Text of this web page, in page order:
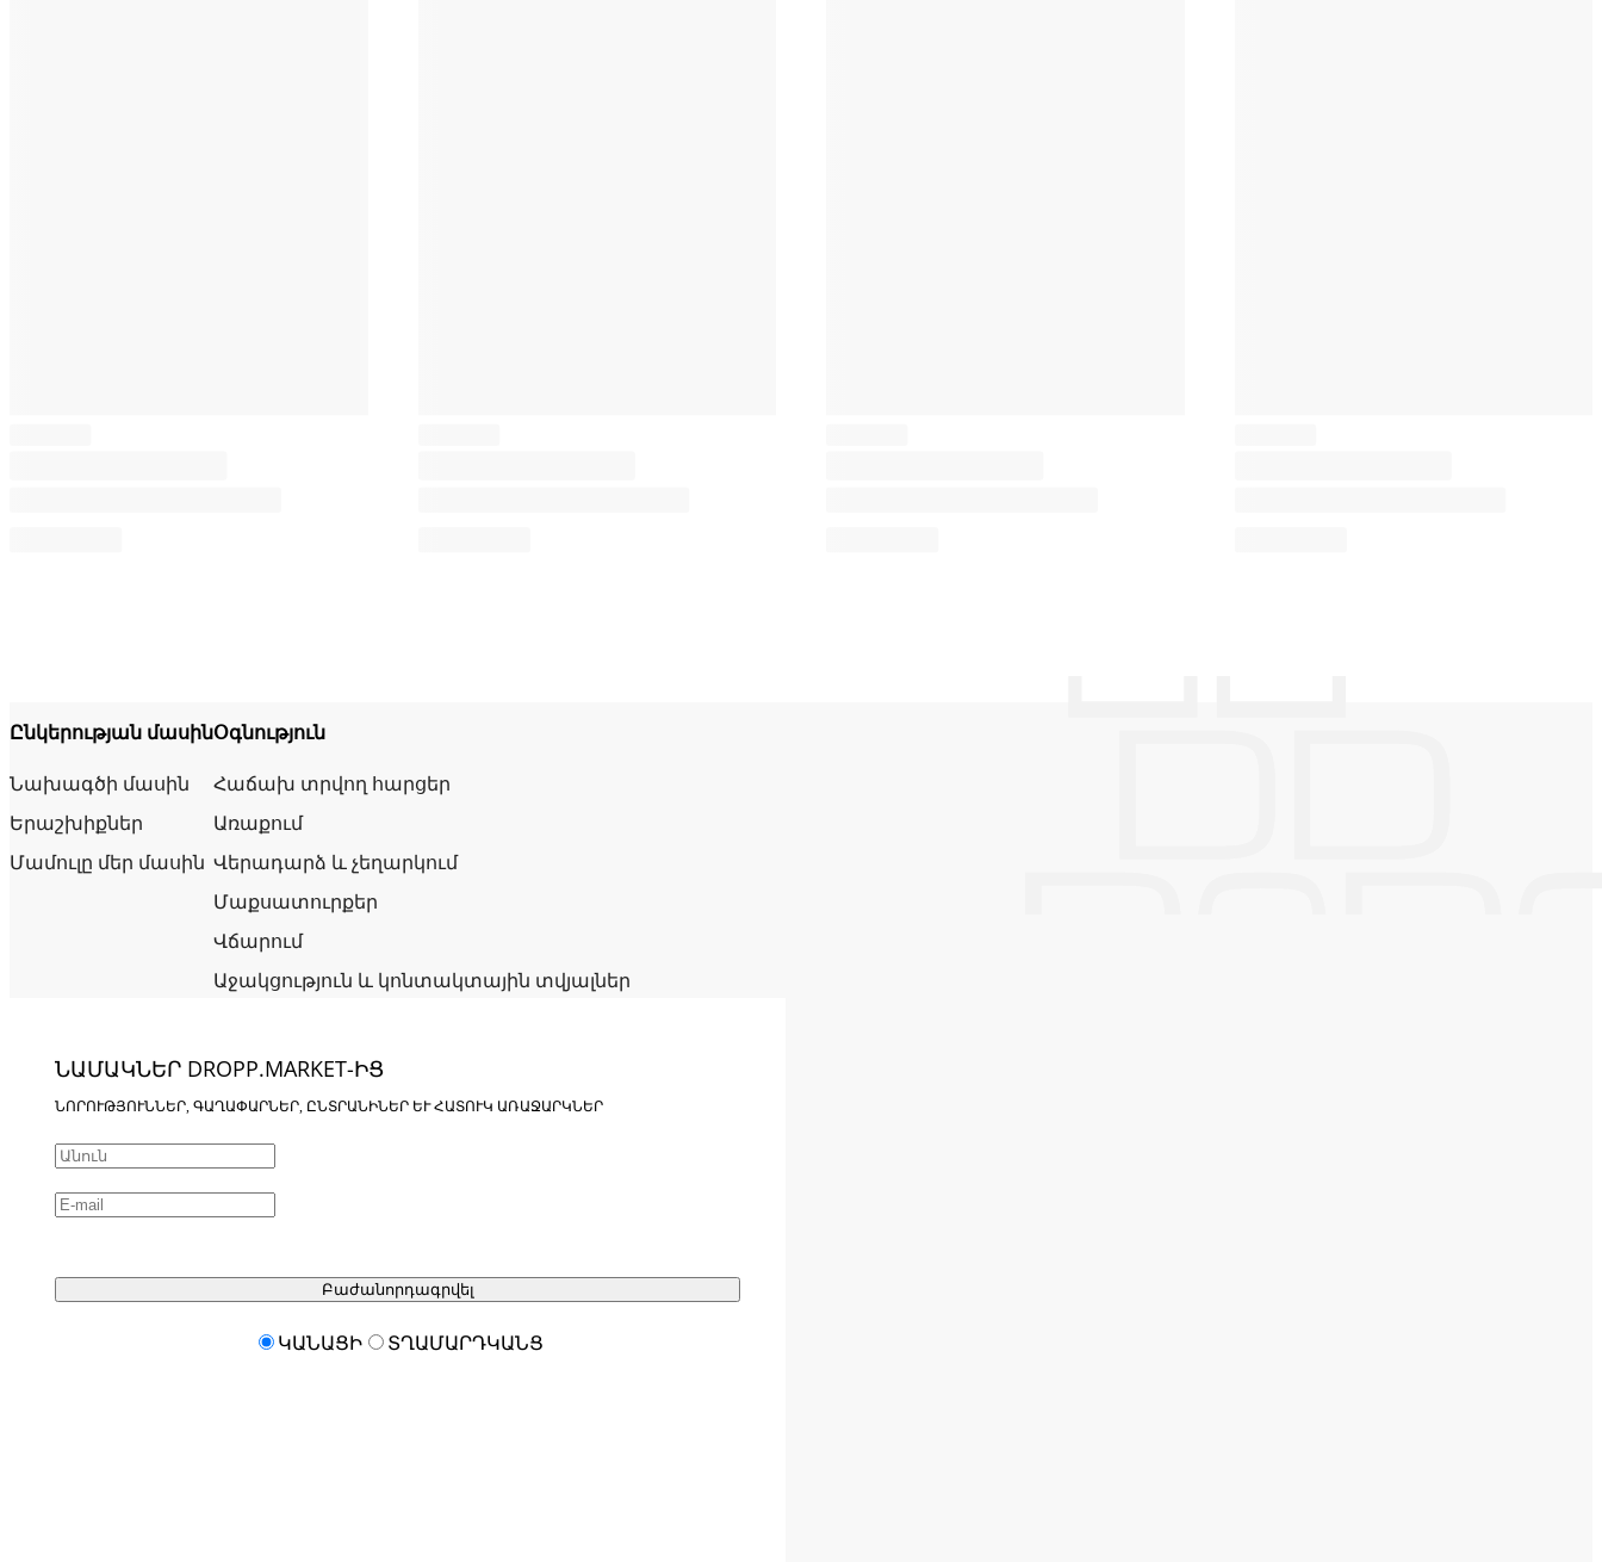
Ընկերության մասին
Նախագծի մասին
Երաշխիքներ
Մամուլը մեր մասին
Օգնություն
Հաճախ տրվող հարցեր
Առաքում
Վերադարձ և չեղարկում
Մաքսատուրքեր
Վճարում
Աջակցություն և կոնտակտային տվյալներ
ՆԱՄԱԿՆԵՐ DROPP.MARKET-ԻՑ
ՆՈՐՈՒԹՅՈՒՆՆԵՐ, ԳԱՂԱՓԱՐՆԵՐ, ԸՆՏՐԱՆԻՆԵՐ ԵՒ ՀԱՏՈՒԿ ԱՌԱՋԱՐԿՆԵՐ
Բաժանորդագրվել
ԿԱՆԱՑԻ ՏՂԱՄԱՐԴԿԱՆՑ